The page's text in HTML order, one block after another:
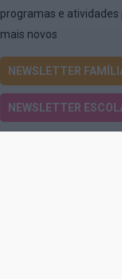
programas e
mais novos
NEWSLETTER
NEWSLETTER